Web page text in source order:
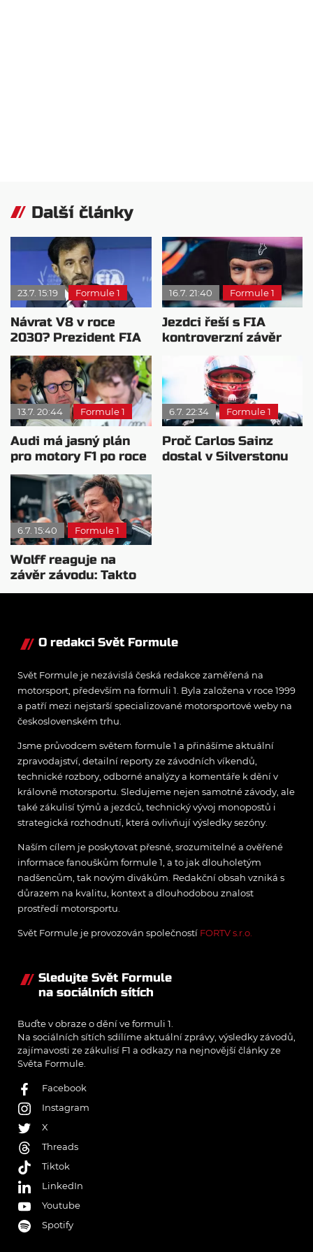
Další články
23.7. 15:19 Formule 1
Návrat V8 v roce
2030? Prezident FIA
promluvil o
budoucnosti F1
16.7. 21:40 Formule 1
Jezdci řeší s FIA
kontroverzní závěr
Velké ceny Velké
Británie
13.7. 20:44 Formule 1
Audi má jasný plán
pro motory F1 po roce
2031
6.7. 22:34 Formule 1
Proč Carlos Sainz
dostal v Silverstonu
6.7. 15:40 Formule 1
Wolff reaguje na
závěr závodu: Takto
mělo vypadat Abú
O redakci Svět Formule
Svět Formule je nezávislá česká redakce zaměřená na
motorsport, především na formuli 1. Byla založena v roce 1999
a patří mezi nejstarší specializované motorsportové weby na
československém trhu.
Jsme průvodcem světem formule 1 a přinášíme aktuální
zpravodajství, detailní reporty ze závodních víkendů,
technické rozbory, odborné analýzy a komentáře k dění v
královně motorsportu. Sledujeme nejen samotné závody, ale
také zákulisí týmů a jezdců, technický vývoj monopostů i
strategická rozhodnutí, která ovlivňují výsledky sezóny.
Naším cílem je poskytovat přesné, srozumitelné a ověřené
informace fanouškům formule 1, a to jak dlouholetým
nadšencům, tak novým divákům. Redakční obsah vzniká s
důrazem na kvalitu, kontext a dlouhodobou znalost
prostředí motorsportu.
Svět Formule je provozován společností FORTV s.r.o.
Sledujte Svět Formule
na sociálních sítích
Buďte v obraze o dění ve formuli 1.
Na sociálních sítích sdílíme aktuální zprávy, výsledky závodů,
zajímavosti ze zákulisí F1 a odkazy na nejnovější články ze
Světa Formule.
Facebook
Instagram
X
Threads
Tiktok
LinkedIn
Youtube
Spotify